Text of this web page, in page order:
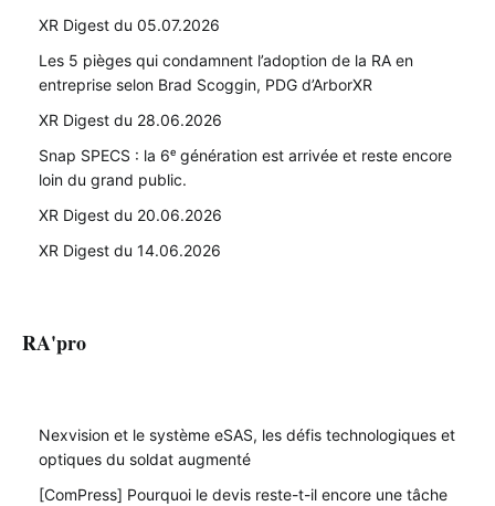
XR Digest du 05.07.2026
Les 5 pièges qui condamnent l’adoption de la RA en
entreprise selon Brad Scoggin, PDG d’ArborXR
XR Digest du 28.06.2026
Snap SPECS : la 6ᵉ génération est arrivée et reste encore
loin du grand public.
XR Digest du 20.06.2026
XR Digest du 14.06.2026
RA'pro
Nexvision et le système eSAS, les défis technologiques et
optiques du soldat augmenté
[ComPress] Pourquoi le devis reste-t-il encore une tâche